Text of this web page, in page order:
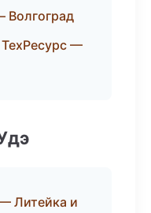
Волгоград
—
Литейка и